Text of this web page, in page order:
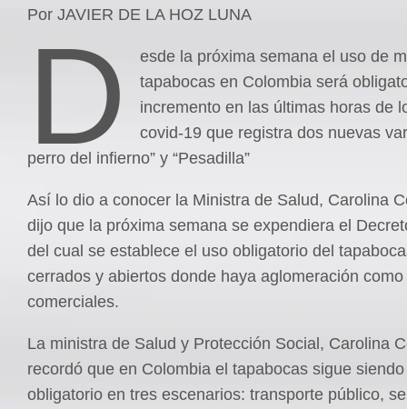
Por JAVIER DE LA HOZ LUNA
D
esde la próxima semana el uso de
tapabocas en Colombia será
incremento en las últimas horas de
covid-19 que registra dos nuevas
perro del infierno” y “Pesadilla”
Así lo dio a conocer la Ministra de Salud, Carolina
dijo que la próxima semana se expendiera el
del cual se establece el uso obligatorio del
cerrados y abiertos donde haya aglomeración
comerciales.
La ministra de Salud y Protección Social, Carolina
recordó que en Colombia el tapabocas sigue
obligatorio en tres escenarios: transporte público,